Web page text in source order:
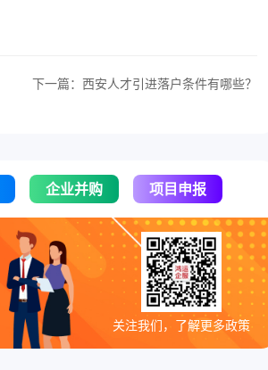
下一篇：西安人才引进落户条件有哪些？
企业并购 项目申报
关注我们，了解更多政策